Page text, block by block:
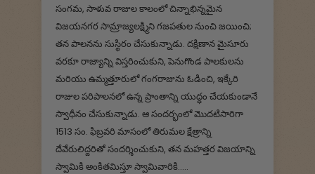
సంగమ, సాళువ రాజుల కాలంలో చిన్నాభిన్నమైన
విజయనగర సామ్రాజ్యలక్ష్మిని గజపతుల నుంచి జయించి;
తన పాలనను సుస్థిరం చేసుకున్నాడు. దక్షిణాన మైసూరు
వరకూ రాజ్యాన్ని విస్తరించుకుని, పెనుగొండ పాలకులను
మరియు ఉమ్మత్తూరులో గంగరాజును ఓడించి, ఇక్కేరి
రాజుల పరిపాలనలో ఉన్న ప్రాంతాన్ని యుద్ధం చేయకుండానే
స్వాధీనం చేసుకున్నాడు. ఆ సందర్భంలో మొదటిసారిగా
1513 సం. ఫిబ్రవరి మాసంలో తిరుమల క్షేత్రాన్ని
దేవేరులిద్దరితో సందర్శించుకుని, తన మహత్తర విజయాన్ని
స్వామికి అంకితమిస్తూ స్వామివారికి.....